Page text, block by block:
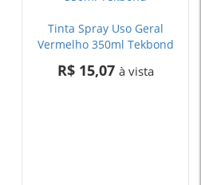
Tinta Spray Uso Geral
Vermelho 350ml Tekbond
R$ 15,07 à vista